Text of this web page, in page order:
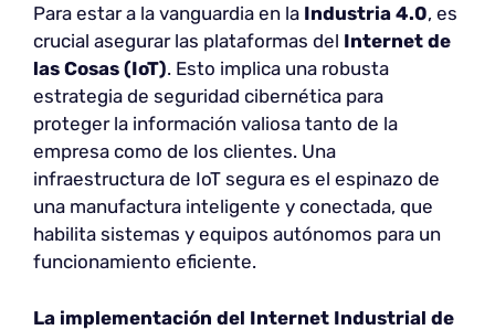
Para estar a la vanguardia en la Industria 4.0, es
crucial asegurar las plataformas del Internet de
las Cosas (IoT). Esto implica una robusta
estrategia de seguridad cibernética para
proteger la información valiosa tanto de la
empresa como de los clientes. Una
infraestructura de IoT segura es el espinazo de
una manufactura inteligente y conectada, que
habilita sistemas y equipos autónomos para un
funcionamiento eficiente.
La implementación del Internet Industrial de